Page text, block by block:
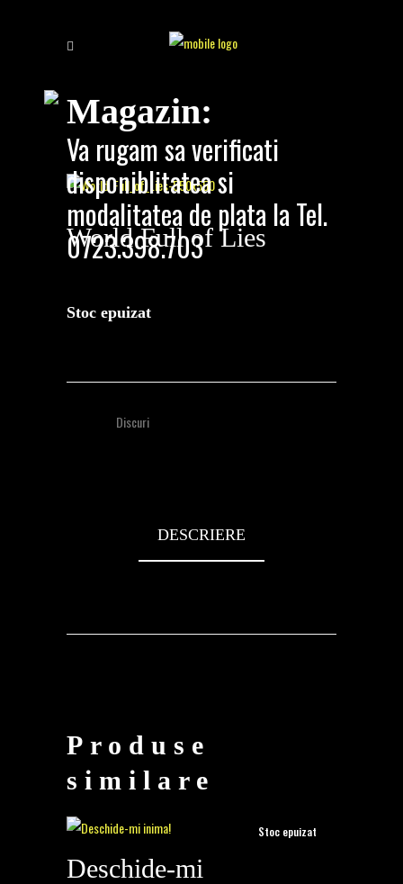
Magazin:
Va rugam sa verificati
disponiblitatea si
modalitatea de plata la Tel.
0723.398.703
World Full of Lies
Stoc epuizat
Discuri
DESCRIERE
Produse
similare
Stoc epuizat
ADD TO CART
Deschide-mi